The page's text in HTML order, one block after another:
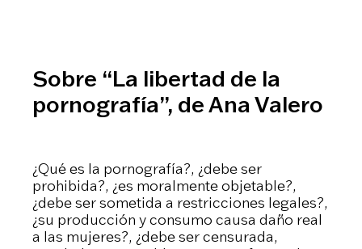
Sobre “La libertad de la
pornografía”, de Ana Valero
¿Qué es la pornografía?, ¿debe ser
prohibida?, ¿es moralmente objetable?,
¿debe ser sometida a restricciones legales?,
¿su producción y consumo causa daño real
a las mujeres?, ¿debe ser censurada,